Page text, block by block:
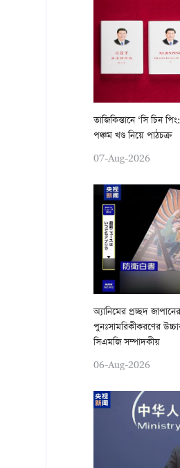
তাজিকিস্তানে ‘সি চিন
পঞ্চম খণ্ড নিয়ে পাঠচক্র
07-Aug-2026
অ্যানিমের প্রচ্ছদ
পুনঃসামরিকীকরণের
সিএমজি সম্পাদকীয়
06-Aug-2026